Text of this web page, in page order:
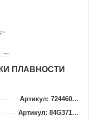
ПЛАВНОСТИ
Артикул: 724460...
Артикул: 84G371...